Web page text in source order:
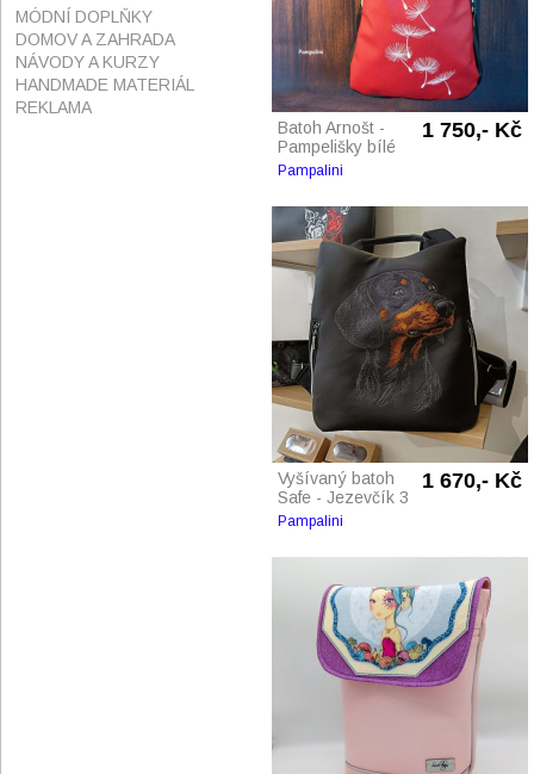
Batoh Arnošt -
Pampelišky bílé
1 750,- Kč
Pampalini
Vyšívaný batoh
Safe - Jezevčík 3
1 670,- Kč
Pampalini
MÓDNÍ DOPLŇKY
DOMOV A ZAHRADA
NÁVODY A KURZY
HANDMADE MATERIÁL
REKLAMA